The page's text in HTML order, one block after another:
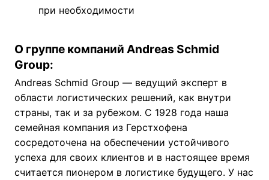
при необходимости
О группе компаний Andreas Schmid
Group:
Andreas Schmid Group — ведущий эксперт в
области логистических решений, как внутри
страны, так и за рубежом. С 1928 года наша
семейная компания из Герстхофена
сосредоточена на обеспечении устойчивого
успеха для своих клиентов и в настоящее время
считается пионером в логистике будущего. У нас